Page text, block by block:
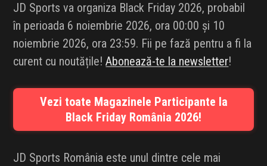
BRANDURI
IDEI DE CADOURI
FAVORITE
JD Sports va organiza Black Friday 2026, probabil
în perioada 6 noiembrie 2026, ora 00:00 și 10
noiembrie 2026, ora 23:59. Fii pe fază pentru a fi la
curent cu noutățile!Abonează-te la newsletter!
Vezi toate Magazinele Participante la
Black Friday România 2026!
JD Sports România este unul dintre cele mai